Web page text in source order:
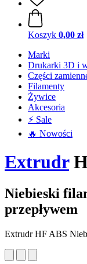
Koszyk 0,00 zł
Marki
Drukarki 3D i
Części
Filamenty
Żywice
Akcesoria
⚡ Sale
🔥 Nowości
Extrudr
Niebieski
przepływem
Extrudr HF ABS